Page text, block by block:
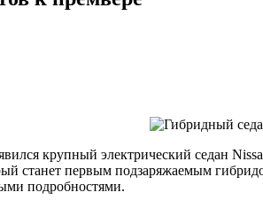
крупный электрический седан
станет первым подзаряжаемым
подробностями.